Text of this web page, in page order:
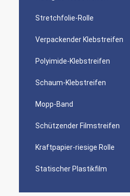
Stretchfolie-Rolle
Verpackender Klebstreifen
Polyimide-Klebstreifen
Schaum-Klebstreifen
Mopp-Band
Schützender Filmstreifen
Kraftpapier-riesige Rolle
Statischer Plastikfilm